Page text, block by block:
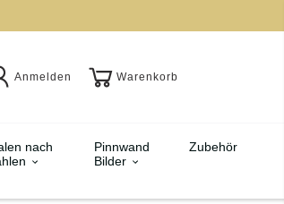
Anmelden Warenkorb
nach
Pinnwand
Bilder
Zubehör